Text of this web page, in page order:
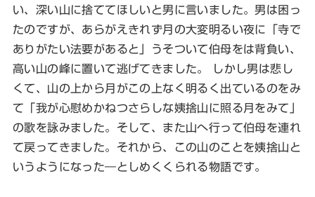
い、深い山に捨ててほしいと男に言いました。男は困っ
たのですが、あらがえきれず月の大変明るい夜に「寺で
ありがたい法要があると」うそついて伯母をは背負い、
高い山の峰に置いて逃げてきました。 しかし男は悲し
くて、山の上から月がこの上なく明るく出ているのをみ
て「我が心慰めかねつさらしな姨捨山に照る月をみて」
の歌を詠みました。そして、また山へ行って伯母を連れ
て戻ってきました。それから、この山のことを姨捨山と
いうようになった―としめくくられる物語です。